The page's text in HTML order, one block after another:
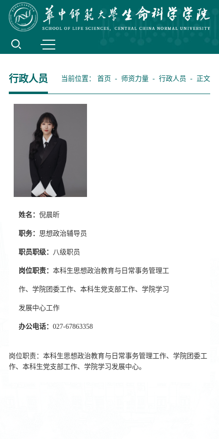
行政人员 当前位置： 首页 - 师资力量 - 行政人员 - 正文
姓名： 倪晨昕
职务： 思想政治辅导员
职员职级： 八级职员
岗位职责： 本科生思想政治教育与日常事务管理工
作、学院团委工作、本科生党支部工作、学院学习
发展中心工作
办公电话： 027-67863358
岗位职责：本科生思想政治教育与日常事务管理工作、学院团委工
作、本科生党支部工作、 学院学习发展中心。